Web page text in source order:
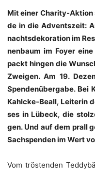
Mit einer Cha­ri­ty-
de in die Advents­zeit:
nachts­de­ko­ra­ti­on im
nen­baum im Foy­er
packt hin­gen die
Zwei­gen. Am 19.
Spen­den­über­ga­be. Bei
Kahlcke-Beall, Lei­te­rin
ses in Lübeck, die
gen. Und auf dem prall
Sach­spen­den im Wert
Vom trös­ten­den